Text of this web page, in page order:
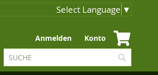
Select Language ▼
Zum
Inhalt
springen
Anmelden Konto
Suche